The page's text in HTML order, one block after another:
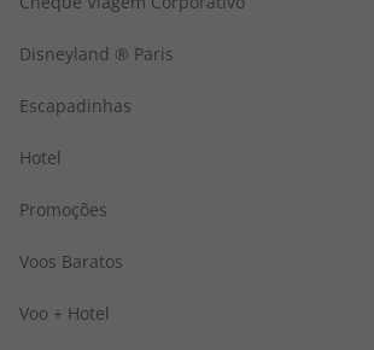
Disneyland ® Paris
Escapadinhas
Hotel
Promoções
Voos Baratos
Voo + Hotel